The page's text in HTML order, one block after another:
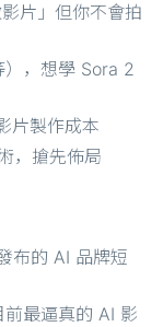
片」但你不會拍
，想學 Sora 2
片製作成本
，搶先佈局
布的 AI 品牌短
最逼真的 AI 影